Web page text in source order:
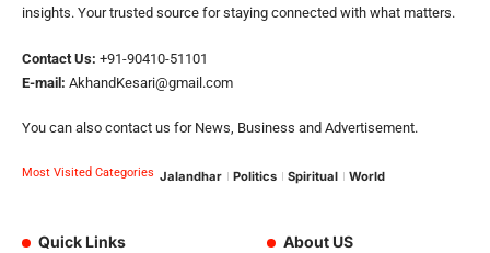
insights. Your trusted source for staying connected with what matters.
Contact Us: +91-90410-51101
E-mail: AkhandKesari@gmail.com
You can also contact us for News, Business and Advertisement.
Most Visited Categories Jalandhar Politics Spiritual World
Quick Links About US